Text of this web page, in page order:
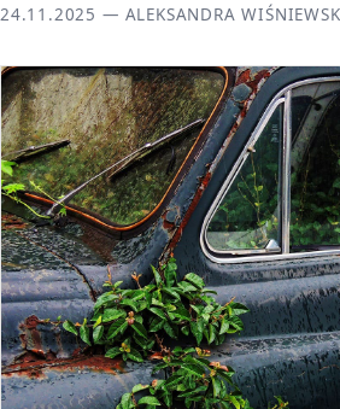
24.11.2025 — ALEKSANDRA